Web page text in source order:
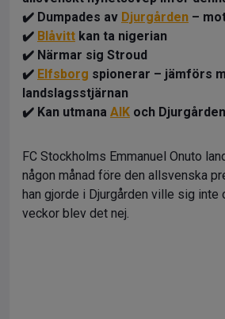
✔️ Dumpades av Djurgården –
✔️ Blåvitt kan ta nigerian
✔️ Närmar sig Stroud
✔️ Elfsborg spionerar – jämförs
landslagsstjärnan
✔️ Kan utmana AIK och
FC Stockholms Emmanuel Onuto
någon månad före den allsvenska
han gjorde i Djurgården ville sig inte
veckor blev det nej.